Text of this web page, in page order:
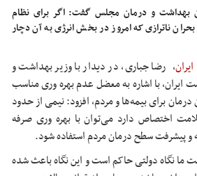
بهداشت و درمان مجلس گفت: اگر برای نظام
ناترازی که امروز در بخش انرژی به آن دچار
، رضا جباری، در دیدار با وزیر بهداشت و
ایران، با اشاره به معضل عدم بهره وری مناسب
برای بیمه‌ها و مردم، افزود: نیمی از حدود
سلامت اختصاص دارد می‌توان با بهره وری صرفه
پیشرفت سطح درمان مردم استفاده شود.
ما نگاه دولتی حاکم است و این نگاه باعث شده